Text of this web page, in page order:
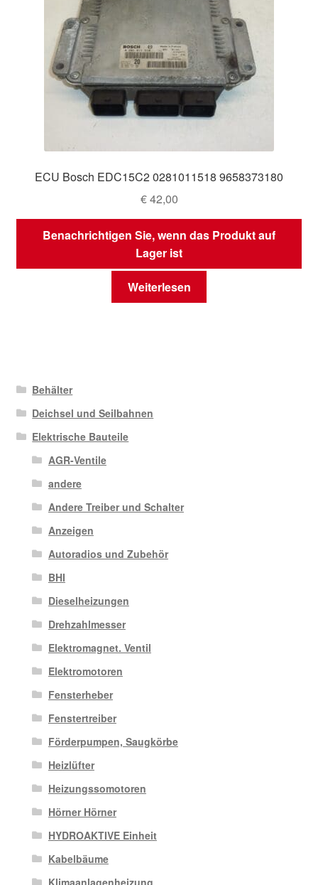
ECU Bosch EDC15C2 0281011518 9658373180
€42,00
Benachrichtigen Sie, wenn das Produkt auf
Lager ist
Weiterlesen
Behälter
Deichsel und Seilbahnen
Elektrische Bauteile
AGR-Ventile
andere
Andere Treiber und Schalter
Anzeigen
Autoradios und Zubehör
BHI
Dieselheizungen
Drehzahlmesser
Elektromagnet. Ventil
Elektromotoren
Fensterheber
Fenstertreiber
Förderpumpen, Saugkörbe
Heizlüfter
Heizungssomotoren
Hörner Hörner
HYDROAKTIVE Einheit
Kabelbäume